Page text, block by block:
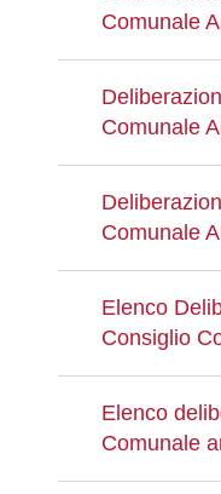
Comunale
Comunale
Comunale
Elenco
Consiglio
Elenco
Comunale